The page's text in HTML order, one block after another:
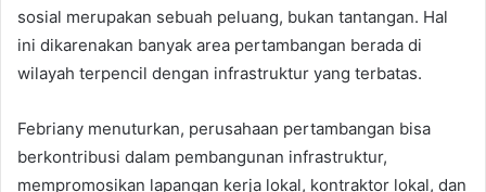
sosial merupakan sebuah peluang, bukan tantangan. Hal
ini dikarenakan banyak area pertambangan berada di
wilayah terpencil dengan infrastruktur yang terbatas.
Febriany menuturkan, perusahaan pertambangan bisa
berkontribusi dalam pembangunan infrastruktur,
mempromosikan lapangan kerja lokal, kontraktor lokal, dan